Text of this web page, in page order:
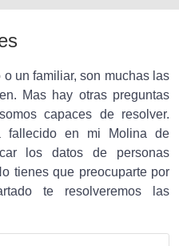
un familiar, son muchas las
Mas hay otras preguntas
capaces de resolver.
fallecido en mi Molina de
los datos de personas
tienes que preocuparte por
te resolveremos las